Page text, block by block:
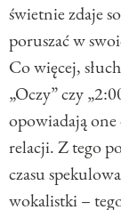
świetnie zdaje
poruszać w
Co więcej,
„Oczy” czy
opowiadają one
relacji. Z tego
czasu
wokalistki –